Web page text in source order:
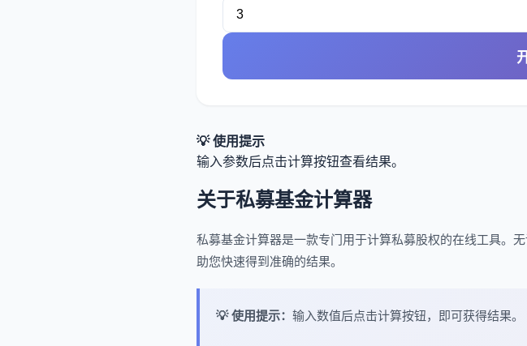
💡 使用提示
输入参数后点击计算按钮查看结果。
关于私募基金计算器
私募基金计算器是一款专门用于计算私募股权的在线工具。
助您快速得到准确的结果。
💡 使用提示： 输入数值后点击计算按钮，即可获得结果。